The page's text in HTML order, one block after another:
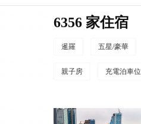
6356 家住宿
暹羅 五星/豪華
親子房 充電泊車位